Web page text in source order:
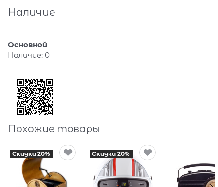
Наличие
Основной
Наличие: 0
Похожие товары
Скидка 20% Скидка 20%